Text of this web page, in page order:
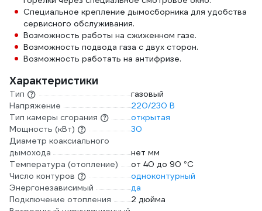
Специальное крепление дымосборника для удобства
сервисного обслуживания.
Возможность работы на сжиженном газе.
Возможность подвода газа с двух сторон.
Возможность работать на антифризе.
Характеристики
Тип
газовый
Напряжение
220/230 В
Тип камеры сгорания
открытая
Мощность (кВт)
30
Диаметр коаксиального
дымохода
нет мм
Температура (отопление)
от 40 до 90 °С
Число контуров
одноконтурный
Энергонезависимый
да
Подключение отопления
2 дюйма